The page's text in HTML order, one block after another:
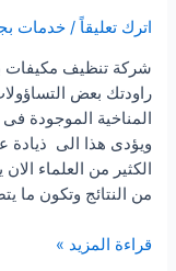
اترك تعليقاً /خدمات
شركة تنظيف مكيفات
راودتك بعض
المناخية الموجودة
ويؤدى هذا الى ذيادة
الكثير من العلماء
من النتائج وتكون ما
شركة
قراءة المزيد »